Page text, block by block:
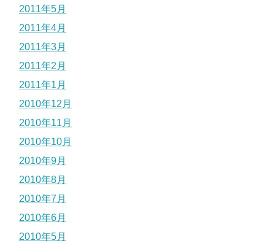
2011年5月
2011年4月
2011年3月
2011年2月
2011年1月
2010年12月
2010年11月
2010年10月
2010年9月
2010年8月
2010年7月
2010年6月
2010年5月